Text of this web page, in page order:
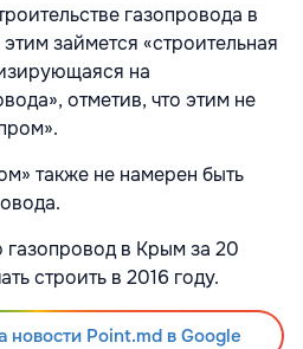
газопровода в
займется «строительная
на
отметив, что этим не
также не намерен быть
газопровод в Крым за 20
строить в 2016 году.
новости Point.md в Google